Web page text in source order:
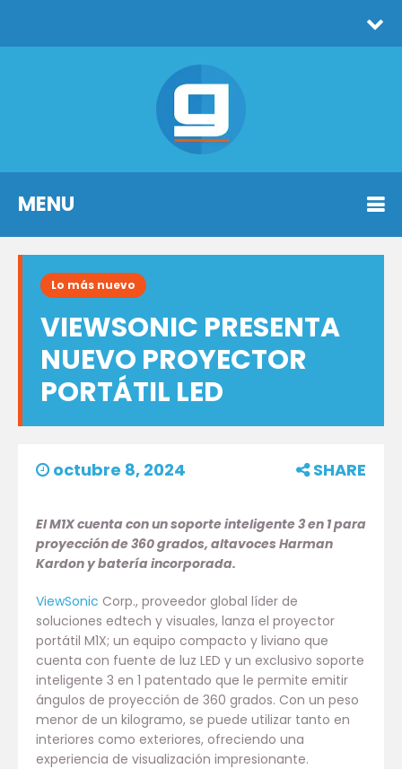
MENU
Lo más nuevo
VIEWSONIC PRESENTA
NUEVO PROYECTOR
PORTÁTIL LED
octubre 8, 2024 SHARE
El M1X cuenta con un soporte inteligente 3 en 1 para
proyección de 360 grados, altavoces Harman
Kardon y batería incorporada.
ViewSonic Corp., proveedor global líder de
soluciones edtech y visuales, lanza el proyector
portátil M1X; un equipo compacto y liviano que
cuenta con fuente de luz LED y un exclusivo soporte
inteligente 3 en 1 patentado que le permite emitir
ángulos de proyección de 360 grados. Con un peso
menor de un kilogramo, se puede utilizar tanto en
interiores como exteriores, ofreciendo una
experiencia de visualización impresionante.